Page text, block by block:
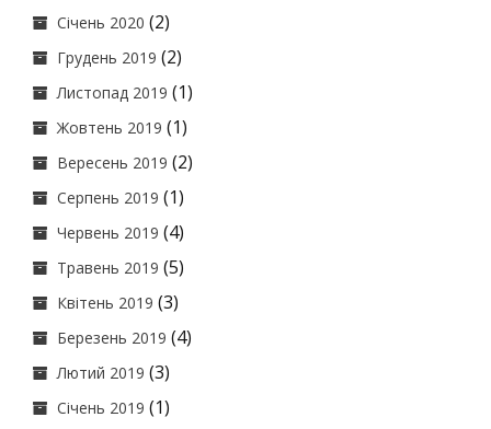
Січень 2020 (2)
Грудень 2019 (2)
Листопад 2019 (1)
Жовтень 2019 (1)
Вересень 2019 (2)
Серпень 2019 (1)
Червень 2019 (4)
Травень 2019 (5)
Квітень 2019 (3)
Березень 2019 (4)
Лютий 2019 (3)
Січень 2019 (1)